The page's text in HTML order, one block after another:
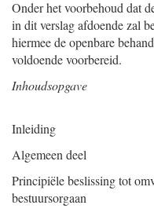
Onder het voorbehoud dat
in dit verslag afdoende zal
hiermee de openbare
voldoende voorbereid.
Inhoudsopgave
Inleiding
Algemeen deel
Principiële beslissing tot
bestuursorgaan